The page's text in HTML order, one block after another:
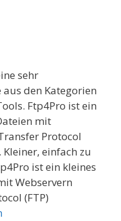
sehr
den Kategorien
Ftp4Pro ist ein
mit
Protocol
einfach zu
ist ein kleines
Webservern
(FTP)